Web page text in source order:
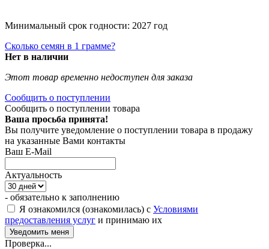
Минимальный срок годности: 2027 год
Сколько семян в 1 грамме?
Нет в наличии
Этот товар временно недоступен для заказа
Сообщить о поступлении
Сообщить о поступлении товара
Ваша просьба принята!
Вы получите уведомление о поступлении товара в продажу
на указанные Вами контакты
Ваш E-Mail
Актуальность
- обязательно к заполнению
Я ознакомился (ознакомилась) с Условиями
предоставления услуг и принимаю их
Проверка...